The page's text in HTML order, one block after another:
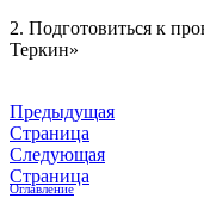
2. Подготовиться к
Теркин»
Предыдущая
Страница
Следующая
Страница
Оглавление